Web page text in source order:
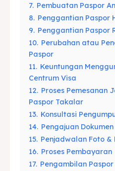
7. Pembuatan Paspor
8. Penggantian Paspor
9. Penggantian Paspor
10. Perubahan atau
Paspor
11. Keuntungan
Centrum Visa
12. Proses Pemesanan
Paspor Takalar
13. Konsultasi
14. Pengajuan Dokumen
15. Penjadwalan Foto &
16. Proses Pembayaran
17. Pengambilan Paspor